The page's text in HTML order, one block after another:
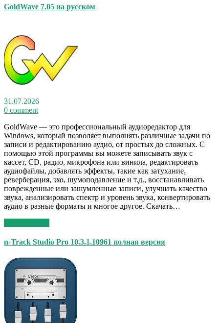
GoldWave 7.05 на русском
31.07.2026
0 comment
GoldWave — это профессиональный аудиоредактор для
Windows, который позволяет выполнять различные задачи по
записи и редактированию аудио, от простых до сложных. С
помощью этой программы вы можете записывать звук с
кассет, CD, радио, микрофона или винила, редактировать
аудиофайлы, добавлять эффекты, такие как затухание,
реверберация, эхо, шумоподавление и т.д., восстанавливать
поврежденные или зашумленные записи, улучшать качество
звука, анализировать спектр и уровень звука, конвертировать
аудио в разные форматы и многое другое. Скачать…
n-Track Studio Pro 10.3.1.10961 полная версия